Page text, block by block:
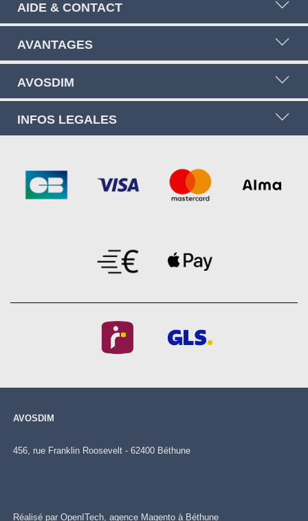
AIDE & CONTACT
AVANTAGES
AVOSDIM
INFOS LEGALES
AVOSDIM
456, rue Franklin Roosevelt - 62400 Béthune
Réalisé par OpenITech, agence Magento à Béthune